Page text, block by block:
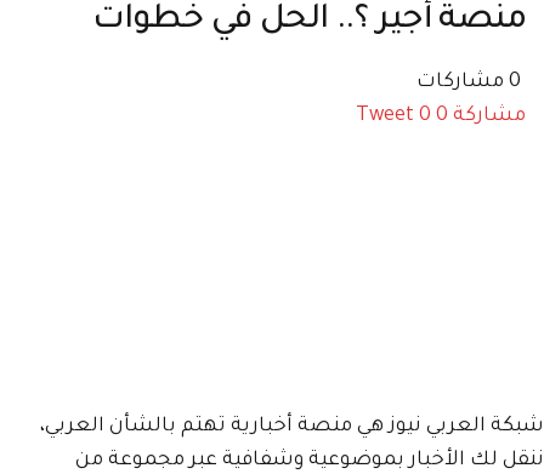
منصة أجير ؟.. الحل في خطوات
مشاركة 0
Tweet 0
شبكة العربي نيوز هي منصة أخبارية تهتم بالشأن العربي،
ننقل لك الأخبار بموضوعية وشفافية عبر مجموعة من